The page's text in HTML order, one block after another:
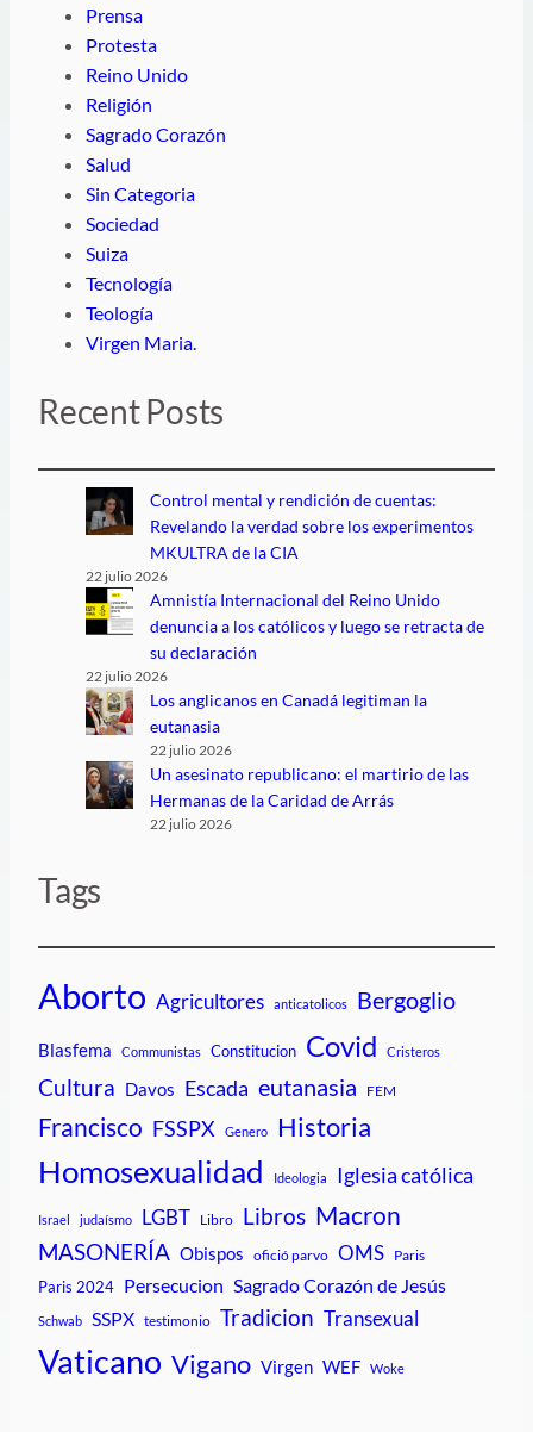
Prensa
Protesta
Reino Unido
Religión
Sagrado Corazón
Salud
Sin Categoria
Sociedad
Suiza
Tecnología
Teología
Virgen Maria.
Recent Posts
Control mental y rendición de cuentas:
Revelando la verdad sobre los experimentos
MKULTRA de la CIA
22 julio 2026
Amnistía Internacional del Reino Unido
denuncia a los católicos y luego se retracta de
su declaración
22 julio 2026
Los anglicanos en Canadá legitiman la
eutanasia
22 julio 2026
Un asesinato republicano: el martirio de las
Hermanas de la Caridad de Arrás
22 julio 2026
Tags
Aborto Agricultores anticatolicos Bergoglio
Blasfema Communistas Constitucion Covid Cristeros
Cultura Davos Escada eutanasia FEM
Francisco FSSPX Genero Historia
Homosexualidad Ideologia Iglesia católica
Israel judaísmo LGBT Libro Libros Macron
MASONERÍA Obispos ofició parvo OMS Paris
Paris 2024 Persecucion Sagrado Corazón de Jesús
Schwab SSPX testimonio Tradicion Transexual
Vaticano Vigano Virgen WEF Woke